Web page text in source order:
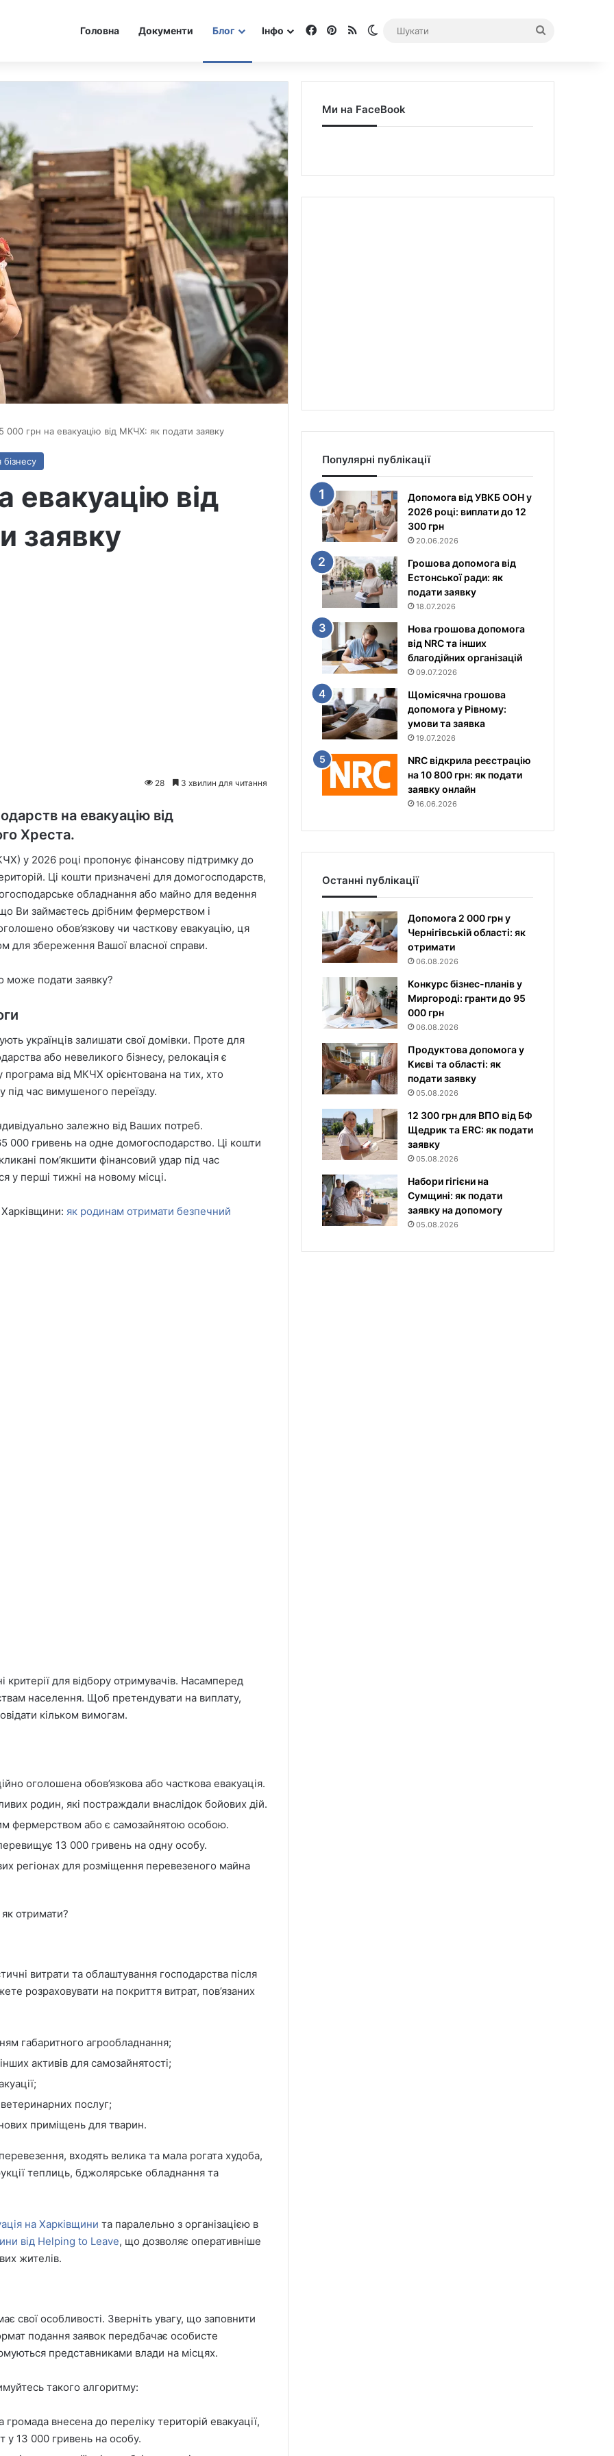
Головна Документи Блог Інфо Facebook
Pinterest
RSS Switch skin
000 грн на евакуацію від МКЧХ: як подати заявку
бізнесу
евакуацію від
заявку
28 3 хвилин для читання
на евакуацію від
Хреста.
у 2026 році пропонує фінансову підтримку до
Ці кошти призначені для домогосподарств,
обладнання або майно для ведення
Ви займаєтесь дрібним фермерством і
обов’язкову чи часткову евакуацію, ця
для збереження Вашої власної справи.
може подати заявку?
українців залишати свої домівки. Проте для
або невеликого бізнесу, релокація є
від МКЧХ орієнтована на тих, хто
під час вимушеного переїзду.
залежно від Ваших потреб.
000 гривень на одне домогосподарство. Ці кошти
пом’якшити фінансовий удар під час
у перші тижні на новому місці.
як родинам отримати безпечний
для відбору отримувачів. Насамперед
населення. Щоб претендувати на виплату,
кільком вимогам.
оголошена обов’язкова або часткова евакуація.
родин, які постраждали внаслідок бойових дій.
фермерством або є самозайнятою особою.
13 000 гривень на одну особу.
регіонах для розміщення перевезеного майна
як отримати?
витрати та облаштування господарства після
розраховувати на покриття витрат, пов’язаних
габаритного агрообладнання;
активів для самозайнятості;
послуг;
приміщень для тварин.
входять велика та мала рогата худоба,
теплиць, бджолярське обладнання та
на Харківщини та паралельно з організацією в
від Helping to Leave, що дозволяє оперативніше
жителів.
свої особливості. Зверніть увагу, що заповнити
подання заявок передбачає особисте
представниками влади на місцях.
такого алгоритму:
внесена до переліку територій евакуації,
у 13 000 гривень на особу.
Ми на FaceBook
Популярні публікації
Допомога від УВКБ ООН у
2026 році: виплати до 12
300 грн
20.06.2026
Грошова допомога від
Естонської ради: як
подати заявку
18.07.2026
Нова грошова допомога
від NRC та інших
благодійних організацій
09.07.2026
Щомісячна грошова
допомога у Рівному:
умови та заявка
19.07.2026
NRC відкрила реєстрацію
на 10 800 грн: як подати
заявку онлайн
16.06.2026
Останні публікації
Допомога 2 000 грн у
Чернігівській області: як
отримати
06.08.2026
Конкурс бізнес-планів у
Миргороді: гранти до 95
000 грн
06.08.2026
Продуктова допомога у
Києві та області: як
подати заявку
05.08.2026
12 300 грн для ВПО від БФ
Щедрик та ERC: як подати
заявку
05.08.2026
Набори гігієни на
Сумщині: як подати
заявку на допомогу
05.08.2026